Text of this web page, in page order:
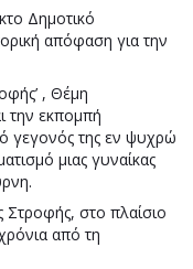
Δημοτικό
απόφαση για την
, Θέμη
την εκπομπή
γεγονός της εν ψυχρώ
μιας γυναίκας
Στροφής, στο πλαίσιο
από τη